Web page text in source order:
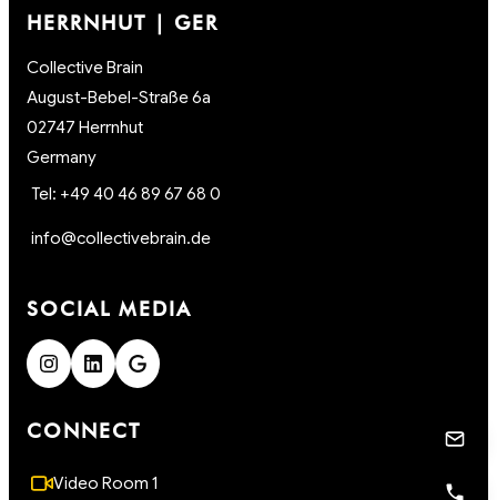
HERRNHUT | GER
Collective Brain
August-Bebel-Straße 6a
02747 Herrnhut
Germany
Tel: +49 40 46 89 67 68 0
info@collectivebrain.de
SOCIAL MEDIA
CONNECT
Video Room 1